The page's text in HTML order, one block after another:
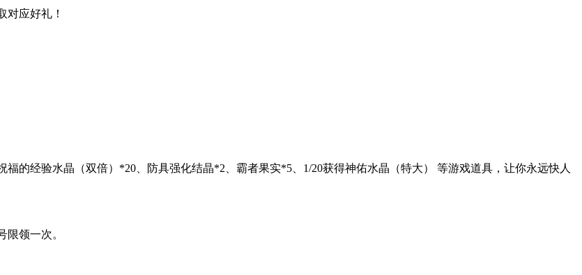
对应好礼！
的经验水晶（双倍）*20、防具强化结晶*2、霸者果实*5、1/20获得神佑水晶（特大） 等游戏道具，让你永远快人
领一次。